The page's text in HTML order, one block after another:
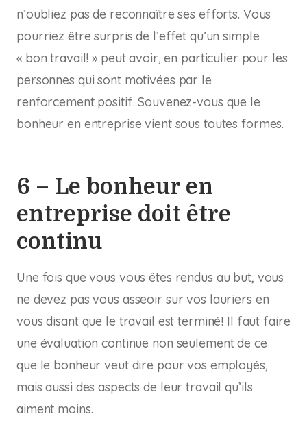
n’oubliez pas de reconnaître ses efforts. Vous
pourriez être surpris de l’effet qu’un simple
« bon travail! » peut avoir, en particulier pour les
personnes qui sont motivées par le
renforcement positif. Souvenez-vous que le
bonheur en entreprise vient sous toutes formes.
6 – Le bonheur en
entreprise doit être
continu
Une fois que vous vous êtes rendus au but, vous
ne devez pas vous asseoir sur vos lauriers en
vous disant que le travail est terminé! Il faut faire
une évaluation continue non seulement de ce
que le bonheur veut dire pour vos employés,
mais aussi des aspects de leur travail qu’ils
aiment moins.